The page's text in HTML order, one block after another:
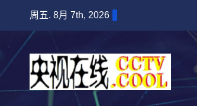
周五. 8月 7th, 2026